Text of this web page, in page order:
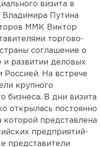
визита в
Владимира Путина
ММК Виктор
торгово-
соглашение о
и развитии деловых
На встрече
крупного
бизнеса. В дни визита
открылась постоянно
представлена
предприятий-
представители